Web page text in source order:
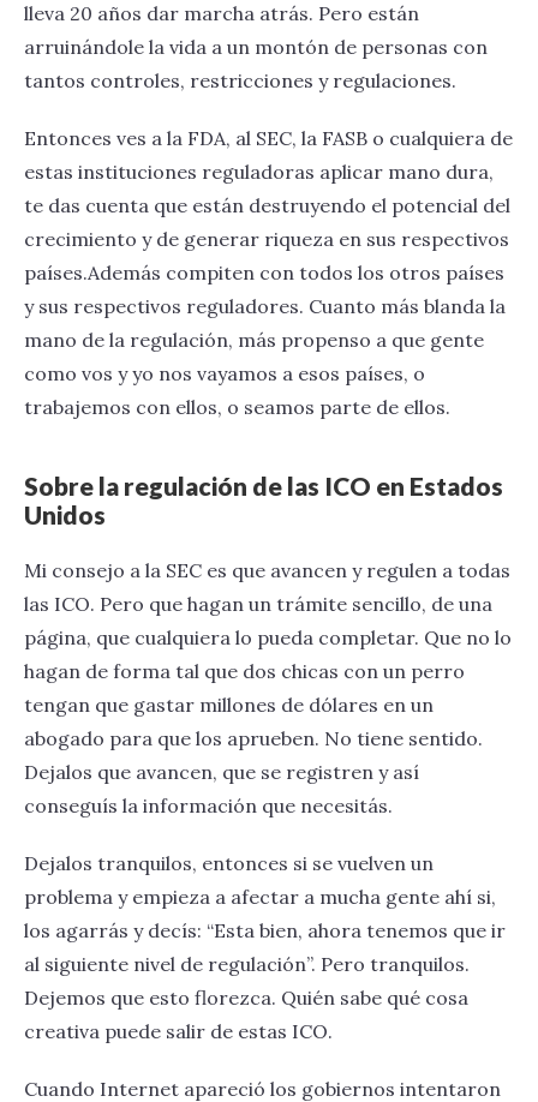
lleva 20 años dar marcha atrás. Pero están
arruinándole la vida a un montón de personas con
tantos controles, restricciones y regulaciones.
Entonces ves a la FDA, al SEC, la FASB o cualquiera de
estas instituciones reguladoras aplicar mano dura,
te das cuenta que están destruyendo el potencial del
crecimiento y de generar riqueza en sus respectivos
países.Además compiten con todos los otros países
y sus respectivos reguladores. Cuanto más blanda la
mano de la regulación, más propenso a que gente
como vos y yo nos vayamos a esos países, o
trabajemos con ellos, o seamos parte de ellos.
Sobre la regulación de las ICO en Estados
Unidos
Mi consejo a la SEC es que avancen y regulen a todas
las ICO. Pero que hagan un trámite sencillo, de una
página, que cualquiera lo pueda completar. Que no lo
hagan de forma tal que dos chicas con un perro
tengan que gastar millones de dólares en un
abogado para que los aprueben. No tiene sentido.
Dejalos que avancen, que se registren y así
conseguís la información que necesitás.
Dejalos tranquilos, entonces si se vuelven un
problema y empieza a afectar a mucha gente ahí si,
los agarrás y decís: “Esta bien, ahora tenemos que ir
al siguiente nivel de regulación”. Pero tranquilos.
Dejemos que esto florezca. Quién sabe qué cosa
creativa puede salir de estas ICO.
Cuando Internet apareció los gobiernos intentaron